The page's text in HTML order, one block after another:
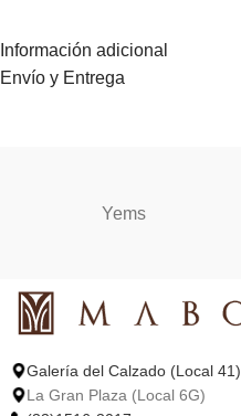
Información adicional
Envío y Entrega
Yems
Galería del Calzado (Local 41)
La Gran Plaza (Local 6G)